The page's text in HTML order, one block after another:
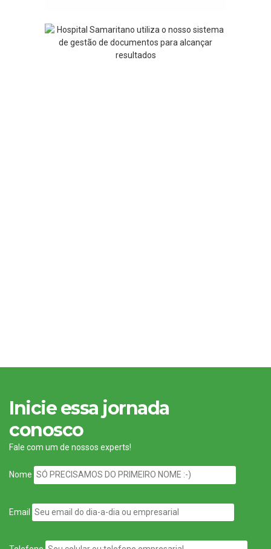
Inicie essa jornada
conosco
Fale com um de nossos experts!
Nome
Email